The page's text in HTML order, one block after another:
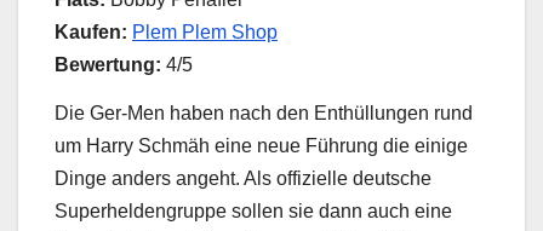
Kaufen: Plem Plem Shop
Bewertung: 4/5
Die Ger-Men haben nach den Enthüllungen rund
um Harry Schmäh eine neue Führung die einige
Dinge anders angeht. Als offizielle deutsche
Superheldengruppe sollen sie dann auch eine